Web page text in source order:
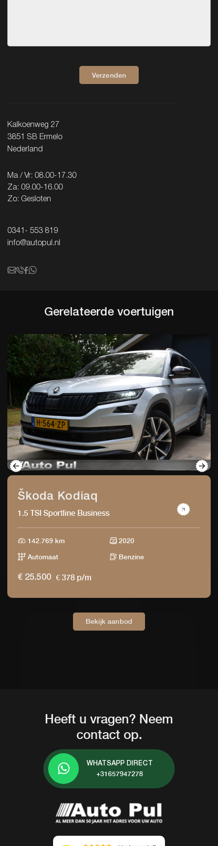
Verzenden
Kalkoenweg 27
3851 SB Ermelo
Nederland
Ma / Vr: 08.00-17.30
Za: 09.00-16.00
Zo: Gesloten
0341- 553 819
info@autopul.nl
Gerelateerde voertuigen
Škoda Kodiaq
1.5 TSI Sportline Business
142.769 km 2020
Automaat Benzine
€ 25.500 € 378 p/m
Bekijk aanbod
Heeft u vragen? Neem
contact op.
WHATSAPP DIRECT
+31657947278